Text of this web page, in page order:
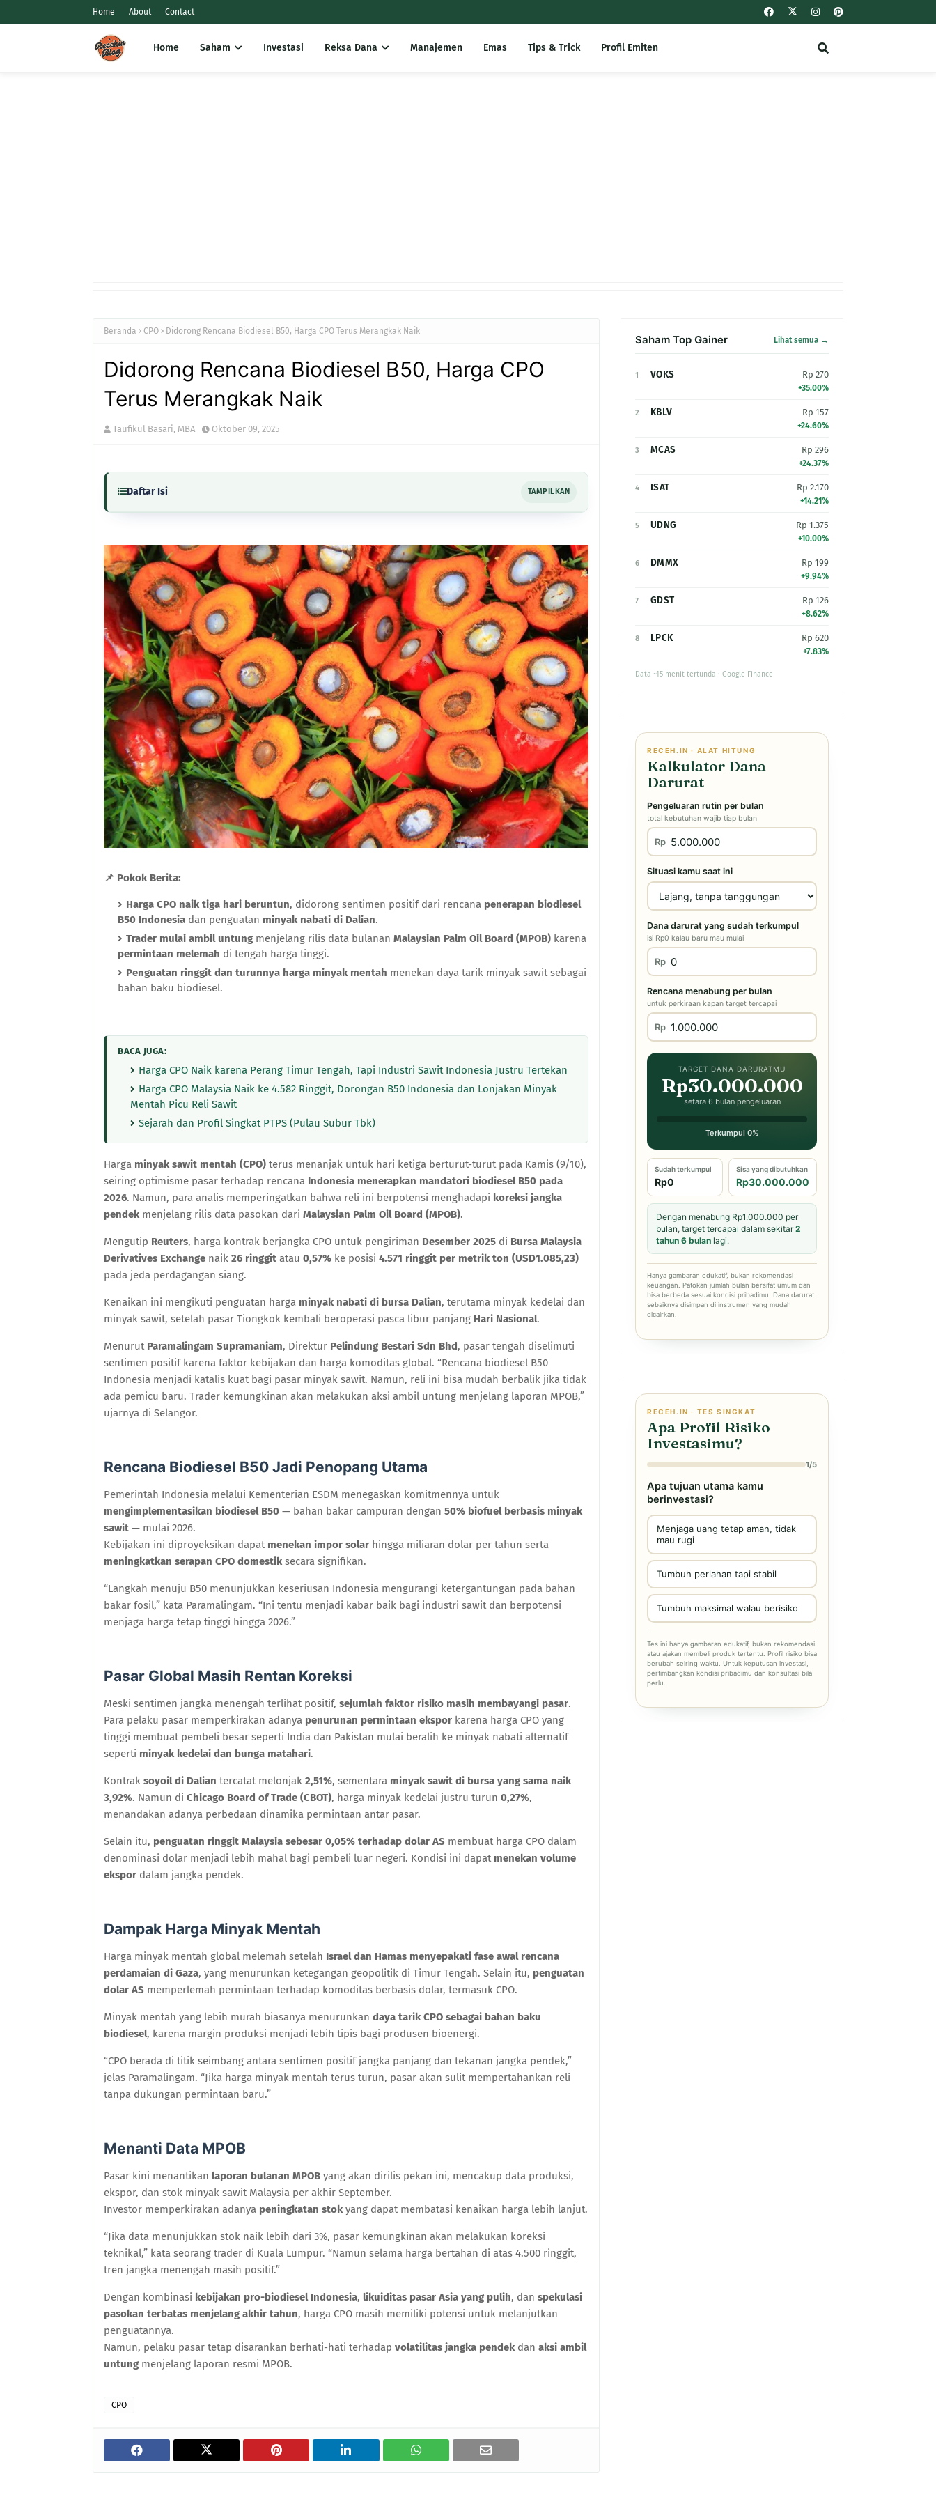
Home About Contact
Home Saham Investasi Reksa Dana Manajemen Emas Tips & Trick Profil Emiten
Beranda CPO Didorong Rencana Biodiesel B50, Harga CPO Terus Merangkak Naik
Didorong Rencana Biodiesel B50, Harga CPO
Terus Merangkak Naik
Taufikul Basari, MBA Oktober 09, 2025
Daftar Isi TAMPILKAN
📌 Pokok Berita:
Harga CPO naik tiga hari beruntun, didorong sentimen positif dari rencana penerapan biodiesel
B50 Indonesia dan penguatan minyak nabati di Dalian.
Trader mulai ambil untung menjelang rilis data bulanan Malaysian Palm Oil Board (MPOB) karena
permintaan melemah di tengah harga tinggi.
Penguatan ringgit dan turunnya harga minyak mentah menekan daya tarik minyak sawit sebagai
bahan baku biodiesel.
BACA JUGA:
Harga CPO Naik karena Perang Timur Tengah, Tapi Industri Sawit Indonesia Justru Tertekan
Harga CPO Malaysia Naik ke 4.582 Ringgit, Dorongan B50 Indonesia dan Lonjakan Minyak
Mentah Picu Reli Sawit
Sejarah dan Profil Singkat PTPS (Pulau Subur Tbk)
Harga minyak sawit mentah (CPO) terus menanjak untuk hari ketiga berturut-turut pada Kamis (9/10),
seiring optimisme pasar terhadap rencana Indonesia menerapkan mandatori biodiesel B50 pada
2026. Namun, para analis memperingatkan bahwa reli ini berpotensi menghadapi koreksi jangka
pendek menjelang rilis data pasokan dari Malaysian Palm Oil Board (MPOB).
Mengutip Reuters, harga kontrak berjangka CPO untuk pengiriman Desember 2025 di Bursa Malaysia
Derivatives Exchange naik 26 ringgit atau 0,57% ke posisi 4.571 ringgit per metrik ton (USD1.085,23)
pada jeda perdagangan siang.
Kenaikan ini mengikuti penguatan harga minyak nabati di bursa Dalian, terutama minyak kedelai dan
minyak sawit, setelah pasar Tiongkok kembali beroperasi pasca libur panjang Hari Nasional.
Menurut Paramalingam Supramaniam, Direktur Pelindung Bestari Sdn Bhd, pasar tengah diselimuti
sentimen positif karena faktor kebijakan dan harga komoditas global. “Rencana biodiesel B50
Indonesia menjadi katalis kuat bagi pasar minyak sawit. Namun, reli ini bisa mudah berbalik jika tidak
ada pemicu baru. Trader kemungkinan akan melakukan aksi ambil untung menjelang laporan MPOB,”
ujarnya di Selangor.
Rencana Biodiesel B50 Jadi Penopang Utama
Pemerintah Indonesia melalui Kementerian ESDM menegaskan komitmennya untuk
mengimplementasikan biodiesel B50 — bahan bakar campuran dengan 50% biofuel berbasis minyak
sawit — mulai 2026.
Kebijakan ini diproyeksikan dapat menekan impor solar hingga miliaran dolar per tahun serta
meningkatkan serapan CPO domestik secara signifikan.
“Langkah menuju B50 menunjukkan keseriusan Indonesia mengurangi ketergantungan pada bahan
bakar fosil,” kata Paramalingam. “Ini tentu menjadi kabar baik bagi industri sawit dan berpotensi
menjaga harga tetap tinggi hingga 2026.”
Pasar Global Masih Rentan Koreksi
Meski sentimen jangka menengah terlihat positif, sejumlah faktor risiko masih membayangi pasar.
Para pelaku pasar memperkirakan adanya penurunan permintaan ekspor karena harga CPO yang
tinggi membuat pembeli besar seperti India dan Pakistan mulai beralih ke minyak nabati alternatif
seperti minyak kedelai dan bunga matahari.
Kontrak soyoil di Dalian tercatat melonjak 2,51%, sementara minyak sawit di bursa yang sama naik
3,92%. Namun di Chicago Board of Trade (CBOT), harga minyak kedelai justru turun 0,27%,
menandakan adanya perbedaan dinamika permintaan antar pasar.
Selain itu, penguatan ringgit Malaysia sebesar 0,05% terhadap dolar AS membuat harga CPO dalam
denominasi dolar menjadi lebih mahal bagi pembeli luar negeri. Kondisi ini dapat menekan volume
ekspor dalam jangka pendek.
Dampak Harga Minyak Mentah
Harga minyak mentah global melemah setelah Israel dan Hamas menyepakati fase awal rencana
perdamaian di Gaza, yang menurunkan ketegangan geopolitik di Timur Tengah. Selain itu, penguatan
dolar AS memperlemah permintaan terhadap komoditas berbasis dolar, termasuk CPO.
Minyak mentah yang lebih murah biasanya menurunkan daya tarik CPO sebagai bahan baku
biodiesel, karena margin produksi menjadi lebih tipis bagi produsen bioenergi.
“CPO berada di titik seimbang antara sentimen positif jangka panjang dan tekanan jangka pendek,”
jelas Paramalingam. “Jika harga minyak mentah terus turun, pasar akan sulit mempertahankan reli
tanpa dukungan permintaan baru.”
Menanti Data MPOB
Pasar kini menantikan laporan bulanan MPOB yang akan dirilis pekan ini, mencakup data produksi,
ekspor, dan stok minyak sawit Malaysia per akhir September.
Investor memperkirakan adanya peningkatan stok yang dapat membatasi kenaikan harga lebih lanjut.
“Jika data menunjukkan stok naik lebih dari 3%, pasar kemungkinan akan melakukan koreksi
teknikal,” kata seorang trader di Kuala Lumpur. “Namun selama harga bertahan di atas 4.500 ringgit,
tren jangka menengah masih positif.”
Dengan kombinasi kebijakan pro-biodiesel Indonesia, likuiditas pasar Asia yang pulih, dan spekulasi
pasokan terbatas menjelang akhir tahun, harga CPO masih memiliki potensi untuk melanjutkan
penguatannya.
Namun, pelaku pasar tetap disarankan berhati-hati terhadap volatilitas jangka pendek dan aksi ambil
untung menjelang laporan resmi MPOB.
CPO
Saham Top Gainer Lihat semua →
1 VOKS Rp 270
+35.00%
2 KBLV Rp 157
+24.60%
3 MCAS Rp 296
+24.37%
4 ISAT Rp 2.170
+14.21%
5 UDNG Rp 1.375
+10.00%
6 DMMX Rp 199
+9.94%
7 GDST Rp 126
+8.62%
8 LPCK Rp 620
+7.83%
Data ~15 menit tertunda · Google Finance
RECEH.IN · ALAT HITUNG
Kalkulator Dana
Darurat
Pengeluaran rutin per bulan
total kebutuhan wajib tiap bulan
Rp
Situasi kamu saat ini
Dana darurat yang sudah terkumpul
isi Rp0 kalau baru mau mulai
Rp
Rencana menabung per bulan
untuk perkiraan kapan target tercapai
Rp
TARGET DANA DARURATMU
Rp30.000.000
setara 6 bulan pengeluaran
Terkumpul 0%
Sudah terkumpul
Rp0
Sisa yang dibutuhkan
Rp30.000.000
Dengan menabung Rp1.000.000 per
bulan, target tercapai dalam sekitar2
tahun 6 bulan lagi.
Hanya gambaran edukatif, bukan rekomendasi
keuangan. Patokan jumlah bulan bersifat umum dan
bisa berbeda sesuai kondisi pribadimu. Dana darurat
sebaiknya disimpan di instrumen yang mudah
dicairkan.
RECEH.IN · TES SINGKAT
Apa Profil Risiko
Investasimu?
1/5
Apa tujuan utama kamu
berinvestasi?
Menjaga uang tetap aman, tidak
mau rugi
Tumbuh perlahan tapi stabil
Tumbuh maksimal walau berisiko
Tes ini hanya gambaran edukatif, bukan rekomendasi
atau ajakan membeli produk tertentu. Profil risiko bisa
berubah seiring waktu. Untuk keputusan investasi,
pertimbangkan kondisi pribadimu dan konsultasi bila
perlu.